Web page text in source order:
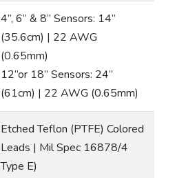
4”, 6” & 8” Sensors: 14”
(35.6cm) | 22 AWG
(0.65mm)
12”or 18” Sensors: 24”
(61cm) | 22 AWG (0.65mm)
Etched Teflon (PTFE) Colored
Leads | Mil Spec 16878/4
Type E)